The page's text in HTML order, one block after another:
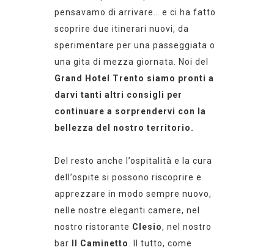
pensavamo di arrivare… e ci ha fatto
scoprire due itinerari nuovi, da
sperimentare per una passeggiata o
una gita di mezza giornata.
Noi del
Grand Hotel Trento siamo pronti a
darvi tanti altri consigli per
continuare a sorprendervi con la
bellezza del nostro territorio.
Del resto anche l’ospitalità e la cura
dell’ospite si possono riscoprire e
apprezzare in modo sempre nuovo,
nelle nostre eleganti camere, nel
nostro ristorante Clesio, nel nostro
bar
Il Caminetto
. Il tutto, come